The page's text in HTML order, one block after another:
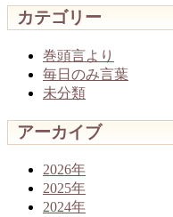
カテゴリー
巻頭言より
毎日のみ言葉
未分類
アーカイブ
2026年
2025年
2024年